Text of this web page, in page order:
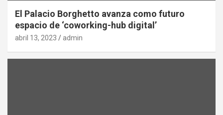
El Palacio Borghetto avanza como futuro
espacio de ‘coworking-hub digital’
abril 13, 2023 admin